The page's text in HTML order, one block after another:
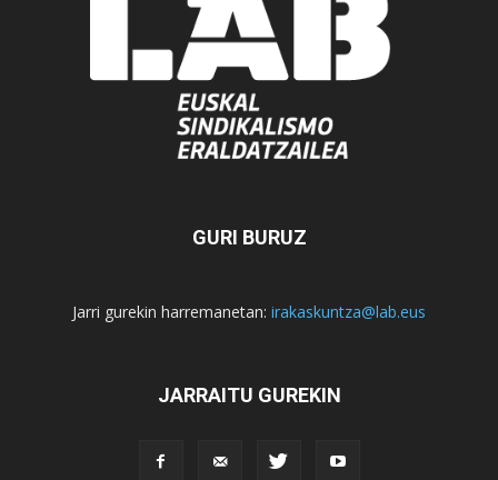
GURI BURUZ
Jarri gurekin harremanetan: irakaskuntza@lab.eus
JARRAITU GUREKIN